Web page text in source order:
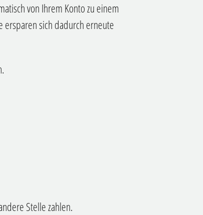
von Ihrem Konto zu einem
sich dadurch erneute
Stelle zahlen.